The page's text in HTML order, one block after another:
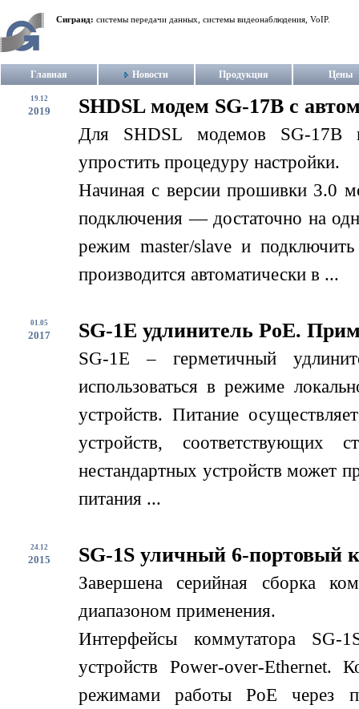
Сигранд: системы передачи данных, системы видеонаблюдения, VoIP.
Главная Новости Продукция Цены
19.12
2019 SHDSL модем SG-17B с
Для SHDSL модемов SG-17B
упростить процедуру настройки.
Начиная с версии прошивки 3.0
подключения — достаточно на
режим master/slave и
производится автоматически в ...
01.05
2017 SG-1E удлинитель PoE.
SG-1E – герметичный
использоваться в режиме
устройств. Питание
устройств, соответствующих
нестандартных устройств может
питания ...
24.12
2015 SG-1S уличный 6-портовый
Завершена серийная сборка
диапазоном применения.
Интерфейсы коммутатора SG-
устройств Power-over-Ethernet.
режимами работы PoE через